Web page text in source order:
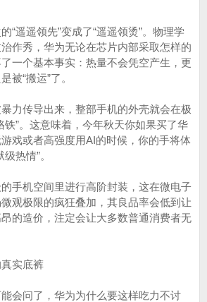
“遥遥领先”变成了“遥遥领烫”。物理学
作秀，华为无论在芯片内部采取怎样的
一个基本事实：热量不会凭空产生，更
被“搬运”了。
力传导出来，整部手机的外壳就会在极
铁”。这意味着，今年秋天你如果买了华
戏或者高强度用AI的时候，你的手将体
热情”。
手机空间里进行高阶封装，这在微电子
观极限的疯狂叠加，其良品率会低到让
的造价，注定会让大多数普通消费者无
实底裤
会问了，华为为什么要这样吃力不讨